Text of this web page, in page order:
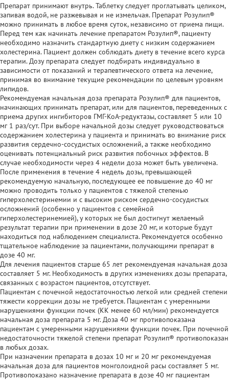
Препарат принимают внутрь. Таблетку следует проглатывать целиком,
запивая водой, не разжевывая и не измельчая. Препарат Розулип®
можно принимать в любое время суток, независимо от приема пищи.
Перед тем как начинать лечение препаратом Розулип®, пациенту
необходимо назначить стандартную диету с низким содержанием
холестерина. Пациент должен соблюдать диету в течение всего курса
терапии. Дозу препарата следует подбирать индивидуально в
зависимости от показаний и терапевтического ответа на лечение,
принимая во внимание текущие рекомендации по целевым уровням
липидов.
Рекомендуемая начальная доза препарата Розулип® для пациентов,
начинающих принимать препарат, или для пациентов, переведенных с
приема других ингибиторов ГМГ-КоА-редуктазы, составляет 5 или 10
мг 1 раз/сут. При выборе начальной дозы следует руководствоваться
содержанием холестерина у пациента и принимать во внимание риск
развития сердечно-сосудистых осложнений, а также необходимо
оценивать потенциальный риск развития побочных эффектов. В
случае необходимости через 4 недели доза может быть увеличена.
После применения в течение 4 недель дозы, превышающей
рекомендуемую начальную, последующее ее повышение до 40 мг
можно проводить только у пациентов с тяжелой степенью
гиперхолестеринемии и с высоким риском сердечно-сосудистых
осложнений (особенно у пациентов с семейной
гиперхолестеринемией), у которых не был достигнут желаемый
результат терапии при применении в дозе 20 мг, и которые будут
находиться под наблюдением специалиста. Рекомендуется особенно
тщательное наблюдение за пациентами, получающими препарат в
дозе 40 мг.
Для лечения пациентов старше 65 лет рекомендуемая начальная доза
составляет 5 мг. Необходимость в других изменениях дозы препарата,
связанных с возрастом пациентов, отсутствует.
Пациентам с почечной недостаточностью легкой или средней степени
тяжести коррекции дозы не требуется. Пациентам с умеренными
нарушениями функции почек (КК менее 60 мл/мин) рекомендуется
начальная доза препарата 5 мг. Доза 40 мг противопоказана
пациентам с умеренными нарушениями функции почек. При почечной
недостаточности тяжелой степени препарат Розулип® противопоказан
в любых дозах.
При назначении препарата в дозах 10 мг и 20 мг рекомендуемая
начальная доза для пациентов монголоидной расы составляет 5 мг.
Противопоказано назначение препарата в дозе 40 мг пациентам